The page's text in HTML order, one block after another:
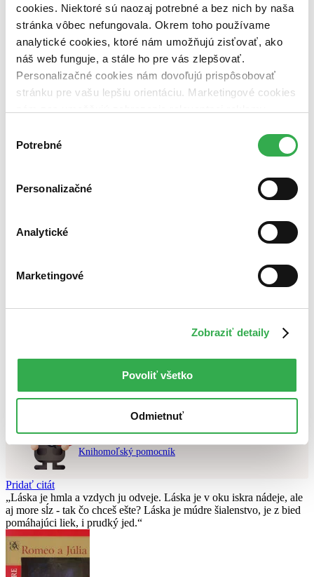
cookies. Niektoré sú naozaj potrebné a bez nich by naša
stránka vôbec nefungovala. Okrem toho používame
analytické cookies, ktoré nám umožňujú zisťovať, ako
náš web funguje, a stále ho pre vás zlepšovať.
Personalizačné cookies nám dovoľujú prispôsobovať
stránku pre vašu lepšiu orientáciu. Marketingové cookies
nám pomohlo, keby sme mohli používať všetky tieto
súhlasu
Potrebné
Personalizačné
Analytické
Marketingové
Zobraziť detaily
Povoliť všetko
Odmietnuť
Nové / čítané
nová (0 titulov)nová
čítaná (0 titulov)
čítaná
čítaná - výborný stav (0 titulov)čítaná - výborný stav
čítaná - mierne opotrebovaná (0 titulov)čítaná - mierne
opotrebovaná
čítané verzie vypredaných kníh (0 titulov)čítané verzie
Top hodnotené
Najlacnejšie
Nebol nájdenýžiadny titulvyhovujúci zadaným podmienkam.
Skúste prosím zmeniť vyhľadávaný výraz.
Chcete poradiť knihu?
Knihomoľský pomocník
Pridať citát
Láska je hmla a vzdych ju odveje. Láska je v oku iskra nádeje, ale
aj more sĺz - tak čo chceš ešte? Láska je múdre šialenstvo, je z bied
pomáhajúci liek, i prudký jed.